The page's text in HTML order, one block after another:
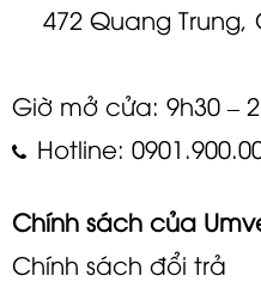
472 Quang Trung,
Giờ mở cửa: 9h30 –
Hotline:
Chính sách của
Chính sách đổi trả